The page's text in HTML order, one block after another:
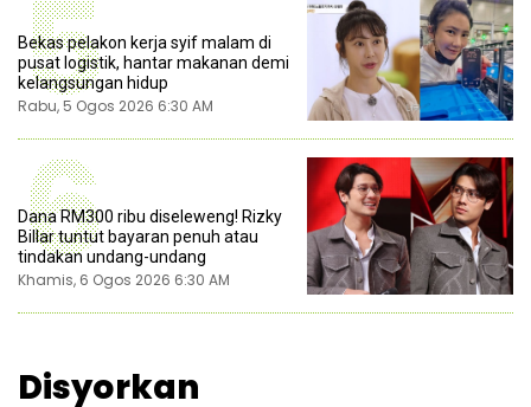
5
Bekas pelakon kerja syif malam di
pusat logistik, hantar makanan demi
kelangsungan hidup
Rabu, 5 Ogos 2026 6:30 AM
6
Dana RM300 ribu diseleweng! Rizky
Billar tuntut bayaran penuh atau
tindakan undang-undang
Khamis, 6 Ogos 2026 6:30 AM
Disyorkan